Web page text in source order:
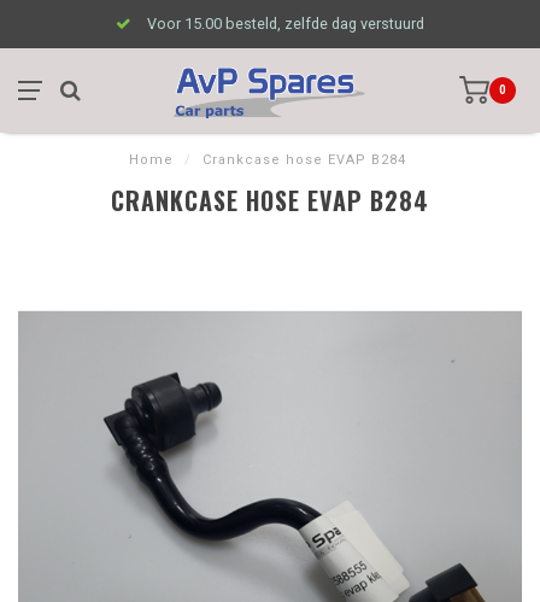
Voor 15.00 besteld, zelfde dag verstuurd
0
Home / Crankcase hose EVAP B284
CRANKCASE HOSE EVAP B284